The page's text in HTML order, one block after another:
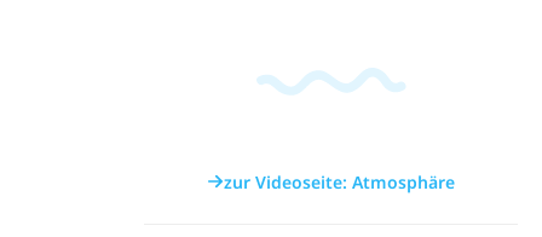
zur Videoseite: Atmosphäre